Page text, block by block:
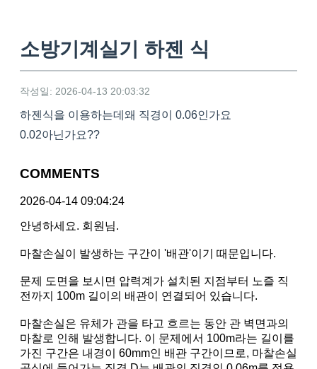
소방기계실기 하젠 식
작성일: 2026-04-13 20:03:32
하젠식을 이용하는데왜 직경이 0.06인가요
0.02아닌가요??
COMMENTS
2026-04-14 09:04:24
안녕하세요. 회원님.
마찰손실이 발생하는 구간이 '배관'이기 때문입니다.
문제 도면을 보시면 압력계가 설치된 지점부터 노즐 직
전까지 100m 길이의 배관이 연결되어 있습니다.
마찰손실은 유체가 관을 타고 흐르는 동안 관 벽면과의
마찰로 인해 발생합니다. 이 문제에서 100m라는 길이를
가진 구간은 내경이 60mm인 배관 구간이므로, 마찰손실